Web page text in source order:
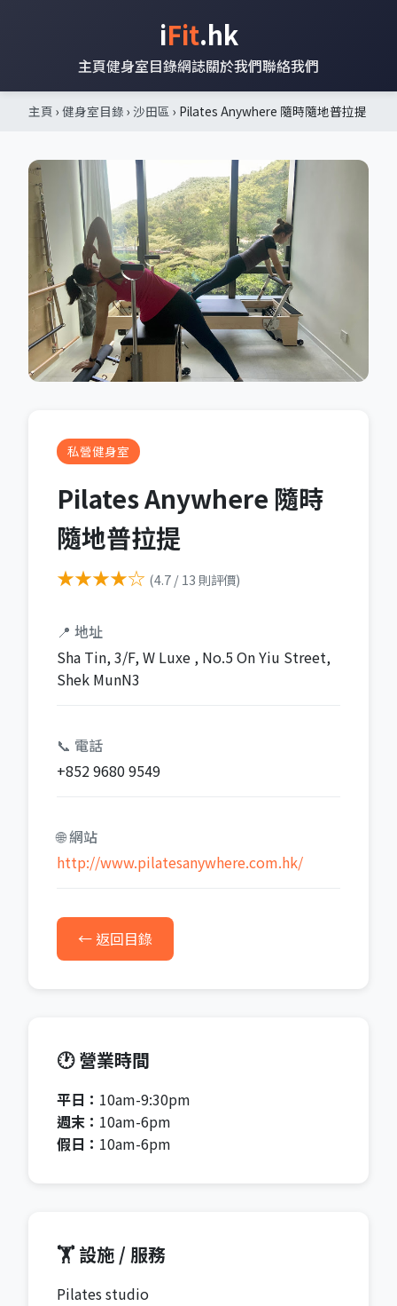
iFit.hk
主頁健身室目錄網誌關於我們聯絡我們
主頁 › 健身室目錄 › 沙田區 › Pilates Anywhere 隨時隨地普拉提
私營健身室
Pilates Anywhere 隨時
隨地普拉提
★★★★☆ (4.7 / 13 則評價)
📍 地址
Sha Tin, 3/F, W Luxe , No.5 On Yiu Street,
Shek MunN3
📞 電話
+852 9680 9549
🌐 網站
http://www.pilatesanywhere.com.hk/
← 返回目錄
🕐 營業時間
平日： 10am-9:30pm
週末： 10am-6pm
假日： 10am-6pm
🏋️ 設施 / 服務
Pilates studio